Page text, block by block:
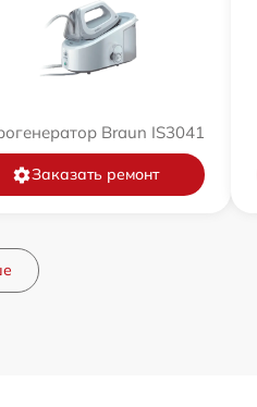
Braun IS3041
Заказать ремонт